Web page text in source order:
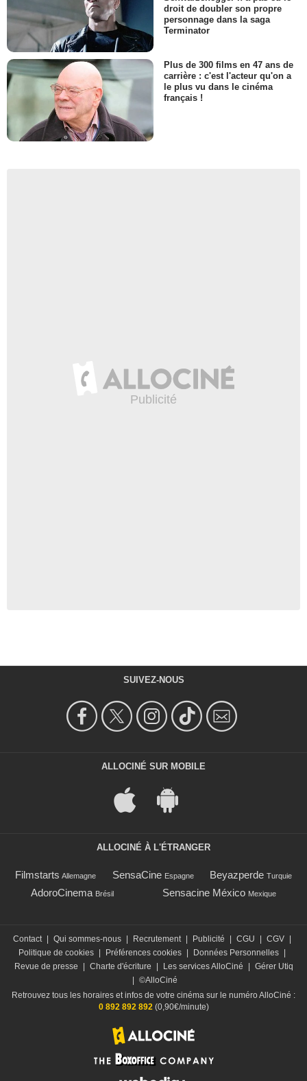
droit de doubler son propre
personnage dans la saga
Terminator
Plus de 300 films en 47 ans de
carrière : c'est l'acteur qu'on a
le plus vu dans le cinéma
français !
SUIVEZ-NOUS
ALLOCINÉ SUR MOBILE
ALLOCINÉ À L'ÉTRANGER
Filmstarts Allemagne SensaCine Espagne Beyazperde Turquie
AdoroCinema Brésil Sensacine México Mexique
Contact Qui sommes-nous Recrutement Publicité CGU CGV
Politique de cookies
Préférences cookies Données Personnelles
Revue de presse
Charte d'écriture Les services AlloCiné
Gérer Utiq
©AlloCiné
Retrouvez tous les horaires et infos de votre cinéma sur le numéro AlloCiné :
0 892 892 892(0,90€/minute)